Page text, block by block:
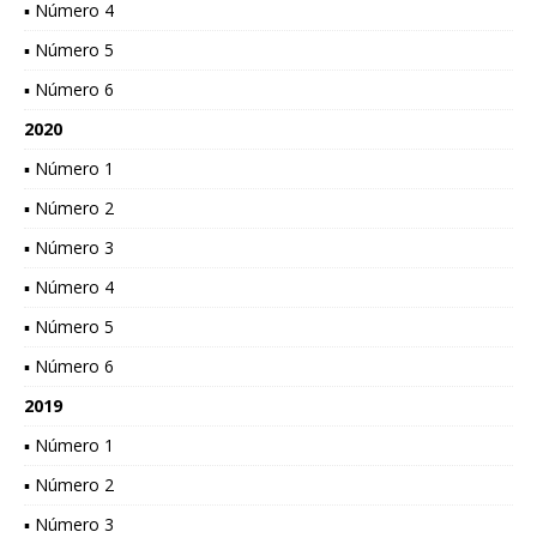
▪ Número 4
▪ Número 5
▪ Número 6
2020
▪ Número 1
▪ Número 2
▪ Número 3
▪ Número 4
▪ Número 5
▪ Número 6
2019
▪ Número 1
▪ Número 2
▪ Número 3